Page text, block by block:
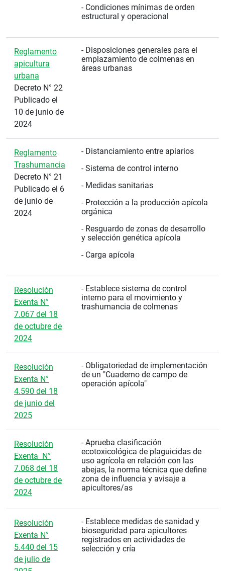
- Condiciones mínimas de orden
estructural y operacional
Reglamento
apicultura
urbana
Decreto N° 22
Publicado el
10 de junio de
2024
- Disposiciones generales para el
emplazamiento de colmenas en
áreas urbanas
Reglamento
Trashumancia
Decreto N° 21
Publicado el 6
de junio de
2024
- Distanciamiento entre apiarios
- Sistema de control interno
- Medidas sanitarias
- Protección a la producción apícola
orgánica
- Resguardo de zonas de desarrollo
y selección genética apícola
- Carga apícola
Resolución
Exenta N°
7.067 del 18
de octubre de
2024
- Establece sistema de control
interno para el movimiento y
trashumancia de colmenas
Resolución
Exenta N°
4.590 del 18
de junio del
2025
- Obligatoriedad de implementación
de un "Cuaderno de campo de
operación apícola"
Resolución
Exenta N°
7.068 del 18
de octubre de
2024
- Aprueba clasificación
ecotoxicológica de plaguicidas de
uso agrícola en relación con las
abejas, la norma técnica que define
zona de influencia y avisaje a
apicultores/as
Resolución
Exenta N°
5.440 del 15
de julio de
- Establece medidas de sanidad y
bioseguridad para apicultores
registrados en actividades de
selección y cría